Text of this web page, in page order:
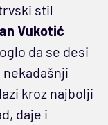
stil
Vukotić
da se desi
kroz najbolji
daje i